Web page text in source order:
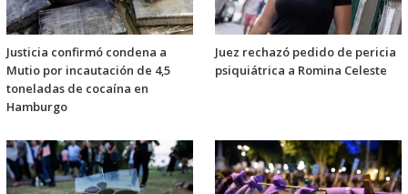
Justicia confirmó condena a
Mutio por incautación de 4,5
toneladas de cocaína en
Hamburgo
Juez rechazó pedido de pericia
psiquiátrica a Romina Celeste